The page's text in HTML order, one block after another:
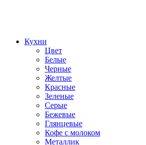
Кухни
Цвет
Белые
Черные
Желтые
Красные
Зеленые
Серые
Бежевые
Глянцевые
Кофе с молоком
Металлик